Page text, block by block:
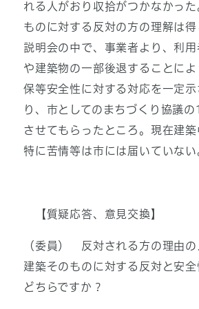
れる人がおり収拾がつかなかっ
ものに対する反対の方の理解は得
説明会の中で、事業者より、利
や建築物の一部後退することに
保等安全性に対する対応を一定
り、市としてのまちづくり協議
させてもらったところ。現在建
特に苦情等は市には届いていない
【質疑応答、意見交換】
（委員） 反対される方の理由
建築そのものに対する反対と安全
どちらですか？